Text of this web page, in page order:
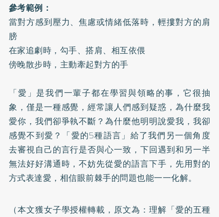
參考範例：
當對方感到壓力、焦慮或情緒低落時，輕摟對方的肩
膀
在家追劇時，勾手、搭肩、相互依偎
傍晚散步時，主動牽起對方的手
「愛」是我們一輩子都在學習與領略的事，它很抽
象，僅是一種感覺，經常讓人們感到疑惑，為什麼我
愛你，我們卻爭執不斷？為什麼他明明說愛我，我卻
感覺不到愛？「愛的5種語言」給了我們另一個角度
去審視自己的言行是否與心一致，下回遇到和另一半
無法好好溝通時，不妨先從愛的語言下手，先用對的
方式表達愛，相信眼前棘手的問題也能一一化解。
（本文獲女子學授權轉載，原文為： 理解「愛的五種